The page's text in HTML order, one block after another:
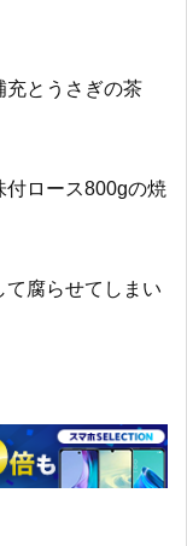
充とうさぎの茶
付ロース800gの焼
腐らせてしまい